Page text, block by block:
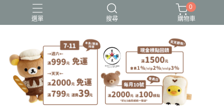
選單 搜尋
史努比歐拉夫 吉伊卡哇 憂傷馬戲團
拉拉熊
迪士尼-玩具總動員
0
購物車